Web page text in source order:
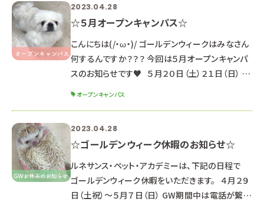
2023.04.28
☆５月オープンキャンパス☆
こんにちは(/・ω・)/ ゴールデンウィークはみなさん
何するんですか？？？ 今回は５月オープンキャンパ
スのお知らせです♥ ５月２０日（土）２１日（日） ※
☑初めてオープンキャンパスに参加する方も安心
♪ 学科説明＋体験授業で進路研究もばっちり☆
☆体験メニューと受付時間☆ １３：００～１６：３０
（１２：００
オープンキャンパス
2023.04.28
☆ゴールデンウィーク休暇のお知らせ☆
ルネサンス・ペット・アカデミーは、下記の日程で
ゴールデンウィーク休暇をいただきます。 ４月２９
日（土祝）～５月７日（日） GW期間中は電話が繋が